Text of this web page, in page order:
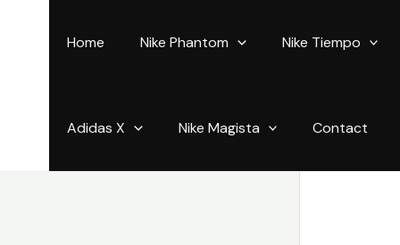
Home Nike Phantom Nike Tiempo
Adidas X Nike Magista Contact